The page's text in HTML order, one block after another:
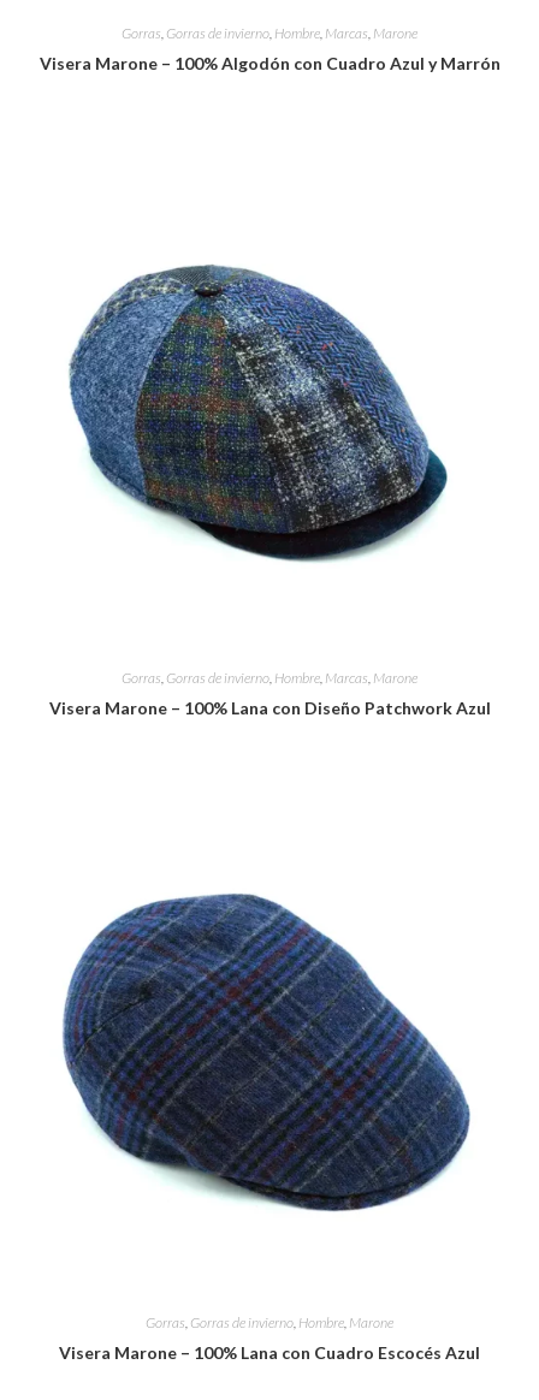
Gorras, Gorras de invierno, Hombre, Marcas, Marone
Visera Marone – 100% Algodón con Cuadro Azul y Marrón
Gorras, Gorras de invierno, Hombre, Marcas, Marone
Visera Marone – 100% Lana con Diseño Patchwork Azul
Gorras, Gorras de invierno, Hombre, Marone
Visera Marone – 100% Lana con Cuadro Escocés Azul